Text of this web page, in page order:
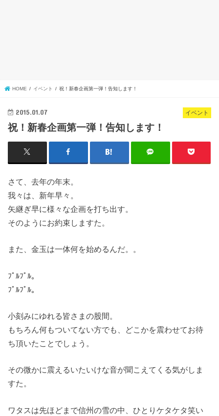
HOME イベント 祝！新春企画第一弾！告知します！
イベント
2015.01.07
祝！新春企画第一弾！告知します！
さて、去年の年末。
我々は、新年早々。
矢継ぎ早に様々な企画を打ち出す。
そのようにお約束しますた。
また、金玉は一体何を始めるんだ。。
ﾌﾟﾙﾌﾟﾙ。
ﾌﾟﾙﾌﾟﾙ。
小刻みにゆれる皆さまの股間。
もちろん何もついてない方でも、どこかを震わせてお待
ち頂いたことでしょう。
その微かに震えるいたいけな音が聞こえてくる気がしま
すた。
ワタスは先ほどまで信州の雪の中、ひとりケタケタ笑い